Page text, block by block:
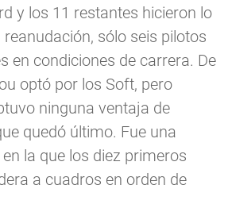
y los 11 restantes hicieron lo
sólo seis pilotos
en condiciones de carrera. De
optó por los Soft, pero
ninguna ventaja de
quedó último. Fue una
la que los diez primeros
a cuadros en orden de